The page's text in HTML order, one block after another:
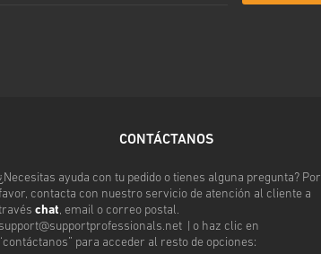
CONTÁCTANOS
ayuda con tu pedido o tienes alguna pregunta? Por
contacta con nuestro servicio de atención al cliente a
chat, email o correo postal.
support@supportprofessionals.net| o haz clic en
“contáctanos” para acceder al resto de opciones: